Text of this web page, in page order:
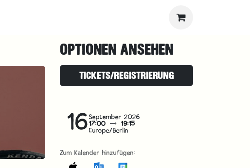
OPTIONEN ANSEHEN
TICKETS/REGISTRIERUNG
16September 2026
17:00 19:15
Europe/Berlin
Zum Kalender hinzufügen: